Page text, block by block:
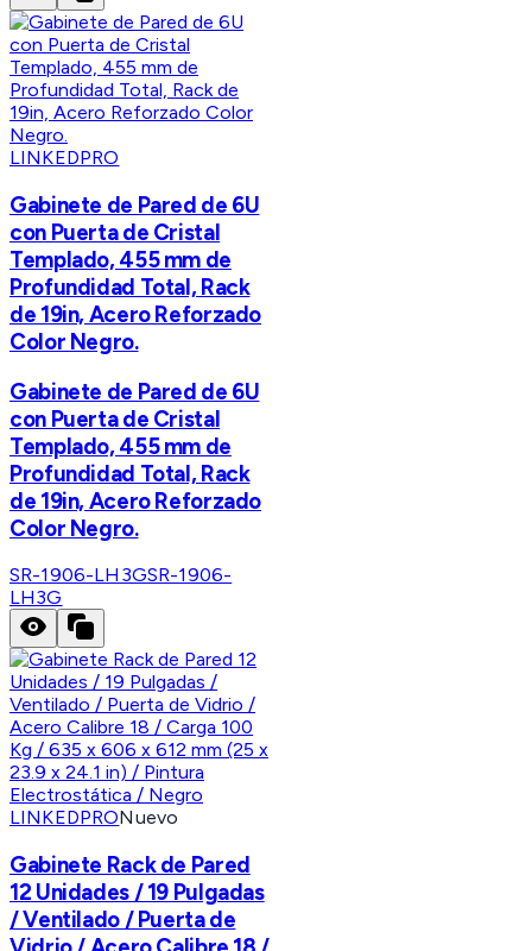
LINKEDPRO
Gabinete de Pared de 6U
con Puerta de Cristal
Templado, 455 mm de
Profundidad Total, Rack
de 19in, Acero Reforzado
Color Negro.
Gabinete de Pared de 6U
con Puerta de Cristal
Templado, 455 mm de
Profundidad Total, Rack
de 19in, Acero Reforzado
Color Negro.
SR-1906-LH3GSR-1906-
LH3G
LINKEDPRONuevo
Gabinete Rack de Pared
12 Unidades / 19 Pulgadas
/ Ventilado / Puerta de